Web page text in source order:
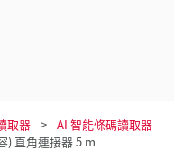
取器
AI 智能條碼讀取器
) 直角連接器 5 m